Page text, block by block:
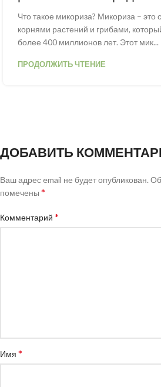
Что такое микориза? Микориза –
корнями растений и грибами,
более 400 миллионов лет. Этот мик...
ПРОДОЛЖИТЬ ЧТЕНИЕ
ДОБАВИТЬ
Ваш адрес email не будет опубликован.
помечены *
Комментарий *
Имя *